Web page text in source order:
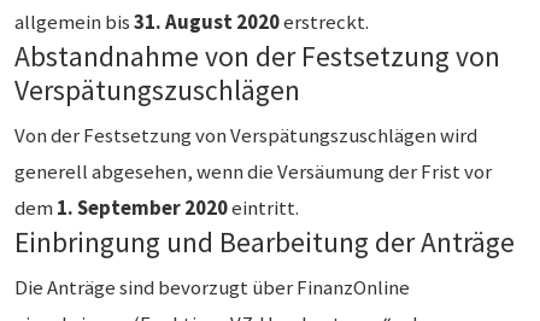
allgemein bis31. August 2020erstreckt.
Abstandnahme von der Festsetzung von
Verspätungszuschlägen
Von der Festsetzung von Verspätungszuschlägen wird
generell abgesehen, wenn die Versäumung der Frist vor
dem 1. September 2020eintritt.
Einbringung und Bearbeitung der Anträge
Die Anträge sind bevorzugt über FinanzOnline